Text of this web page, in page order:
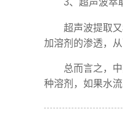
3、超声波萃
超声波提取
加溶剂的渗透，
总而言之，
种溶剂，如果水